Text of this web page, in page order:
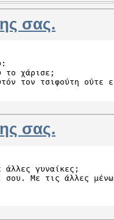
σας.
το χάρισε;
τον τσιφούτη ούτε
σας.
γυναίκες;
σου. Με τις άλλες